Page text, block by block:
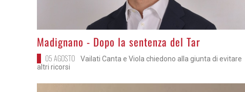
>Madignano - Dopo la sentenza del Tar
05 AGOSTO
Vailati Canta e Viola chiedono alla giunta di evitare
altri ricorsi